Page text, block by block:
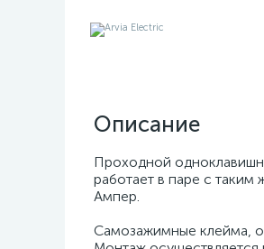
Описание
Проходной
работает в паре с
Ампер.
Самозажимные клейма,